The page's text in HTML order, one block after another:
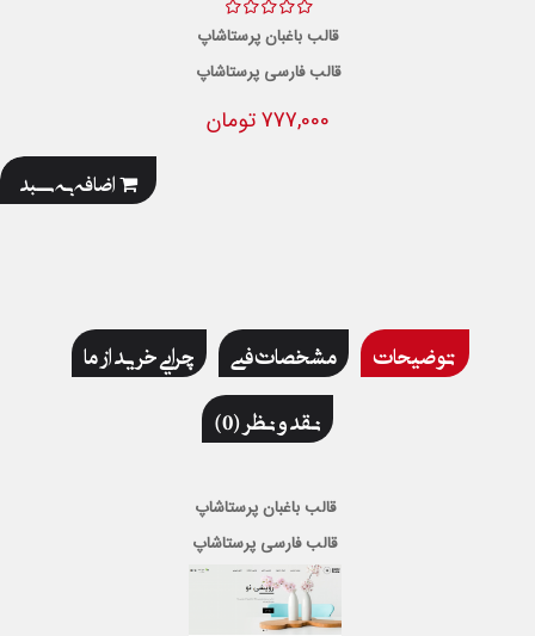
قالب باغبان پرستاشاپ
قالب فارسی پرستاشاپ
777,000 تومان
اضافه به سبد
توضیحات مشخصات فنی
چرایی خرید از ما
نقد و نظر (0)
قالب باغبان پرستاشاپ
قالب فارسی پرستاشاپ